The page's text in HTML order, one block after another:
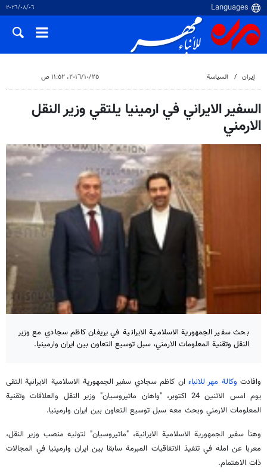
٠٦‏/٠٨‏/٢٠٢٦
إيران السياسة ٢٥‏/١٠‏/٢٠١٦، ١١:٥٢ ص
السفير الايراني في ارمينيا يلتقي وزير النقل
الارمني
بحث سفير الجمهورية الاسلامية الايرانية في يريفان كاظم سجادي مع وزير
النقل وتقنية المعلومات الارمني، سبل توسيع التعاون بين ايران وارمينيا.
وافادت وكالة مهر للانباء ان كاظم سجادي سفير الجمهورية الاسلامية الايرانية التقى
يوم امس الاثنين 24 اكتوبر، "واهان ماتيروسيان" وزير النقل والعلاقات وتقنية
المعلومات الارمني وبحث معه سبل توسيع التعاون بين ايران وارمينيا.
وهنأ سفير الجمهورية الاسلامية الايرانية، "ماتيروسيان" لتوليه منصب وزير النقل،
معربا عن امله في تنفيذ الاتفاقيات المبرمة سابقا بين ايران وارمينيا في المجالات
ذات الاهتمام.